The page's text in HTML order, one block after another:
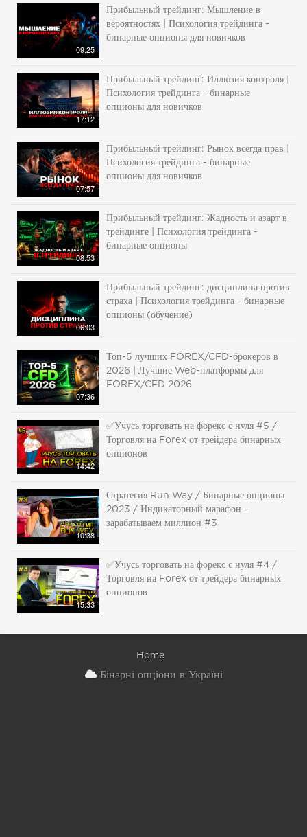
09:25
Прибыльный трейдинг: Мышление в
вероятностях | Психология трейдинга -
бинарные опционы для новичков
17:12
Прибыльный трейдинг: Иллюзия контроля |
Психология трейдинга - бинарные
опционы для новичков
07:57
Прибыльный трейдинг: Рынок всегда прав |
Психология трейдинга - бинарные
опционы для новичков
08:53
Прибыльный трейдинг: Жадность и азарт в
трейдинге | Психология трейдинга -
бинарные опционы
06:03
Прибыльный трейдинг: дисциплина против
страха | Психология трейдинга - бинарные
опционы (обучение)
07:36
Топ-5 лучших FOREX/CFD-брокеров в
2026 | Лучшие Web-платформы для
FOREX/CFD 2026
14:42
✅Учусь торговать на форекс с нуля #5 /
Торговля на Forex от трейдера бинарных
опционов
10:38
Стратегия Run Way / Бинарные опционы
2023 / Индикаторный марафон -
зарабатываем миллион #3
15:33
✅Учусь торговать на форекс с нуля #4 /
Торговля на Forex от трейдера бинарных
опционов
Home
Бінарні опціони в Україні